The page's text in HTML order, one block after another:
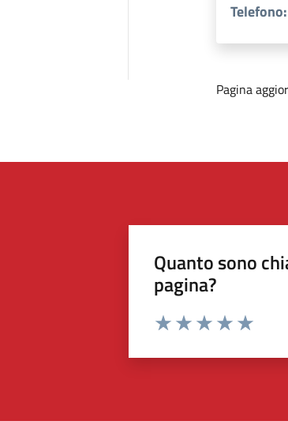
Telefono:
Pagina
Quanto sono
pagina?